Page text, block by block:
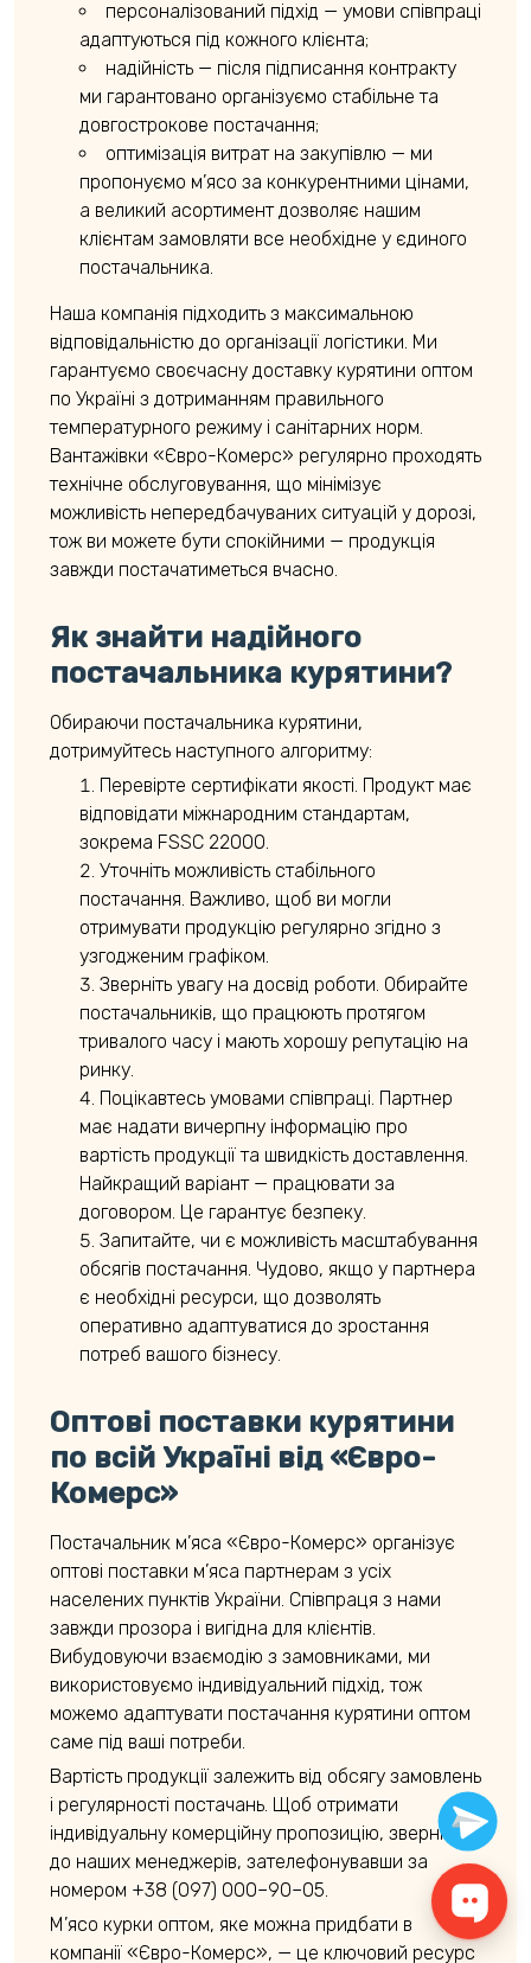
персоналізований підхід — умови співпраці
адаптуються під кожного клієнта;
надійність — після підписання контракту
ми гарантовано організуємо стабільне та
довгострокове постачання;
оптимізація витрат на закупівлю — ми
пропонуємо м’ясо за конкурентними цінами,
а великий асортимент дозволяє нашим
клієнтам замовляти все необхідне у єдиного
постачальника.
Наша компанія підходить з максимальною
відповідальністю до організації логістики. Ми
гарантуємо своєчасну доставку курятини оптом
по Україні з дотриманням правильного
температурного режиму і санітарних норм.
Вантажівки «Євро-Комерс» регулярно проходять
технічне обслуговування, що мінімізує
можливість непередбачуваних ситуацій у дорозі,
тож ви можете бути спокійними — продукція
завжди постачатиметься вчасно.
Як знайти надійного
постачальника курятини?
Обираючи постачальника курятини,
дотримуйтесь наступного алгоритму:
Перевірте сертифікати якості. Продукт має
відповідати міжнародним стандартам,
зокрема FSSC 22000.
Уточніть можливість стабільного
постачання. Важливо, щоб ви могли
отримувати продукцію регулярно згідно з
узгодженим графіком.
Зверніть увагу на досвід роботи. Обирайте
постачальників, що працюють протягом
тривалого часу і мають хорошу репутацію на
ринку.
Поцікавтесь умовами співпраці. Партнер
має надати вичерпну інформацію про
вартість продукції та швидкість доставлення.
Найкращий варіант — працювати за
договором. Це гарантує безпеку.
Запитайте, чи є можливість масштабування
обсягів постачання. Чудово, якщо у партнера
є необхідні ресурси, що дозволять
оперативно адаптуватися до зростання
потреб вашого бізнесу.
Оптові поставки курятини
по всій Україні від «Євро-
Комерс»
Постачальник м’яса «Євро-Комерс» організує
оптові поставки м’яса партнерам з усіх
населених пунктів України. Співпраця з нами
завжди прозора і вигідна для клієнтів.
Вибудовуючи взаємодію з замовниками, ми
використовуємо індивідуальний підхід, тож
можемо адаптувати постачання курятини оптом
саме під ваші потреби.
Вартість продукції залежить від обсягу замовлень
і регулярності постачань. Щоб отримати
індивідуальну комерційну пропозицію, зверніться
до наших менеджерів, зателефонувавши за
номером +38 (097) 000–90–05.
М’ясо курки оптом, яке можна придбати в
компанії «Євро-Комерс», — це ключовий ресурс